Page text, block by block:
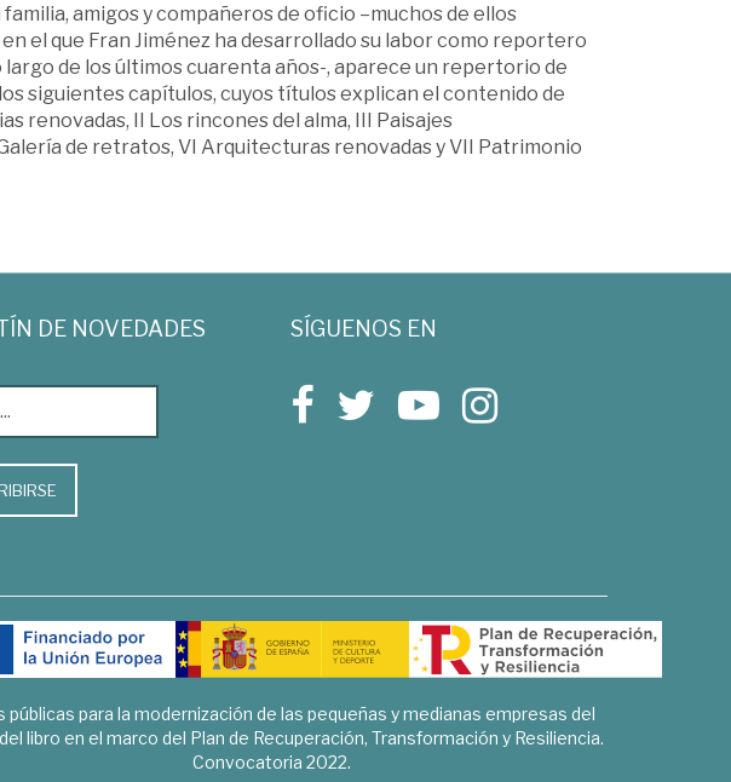
amigos y compañeros de oficio –muchos de ellos
el que Fran Jiménez ha desarrollado su labor como reportero
largo de los últimos cuarenta años-, aparece un repertorio de
siguientes capítulos, cuyos títulos explican el contenido de
renovadas, II Los rincones del alma, III Paisajes
de retratos, VI Arquitecturas renovadas y VII Patrimonio
DE NOVEDADES SÍGUENOS EN
públicas para la modernización de las pequeñas y medianas empresas del
libro en el marco del Plan de Recuperación, Transformación y Resiliencia.
Convocatoria 2022.